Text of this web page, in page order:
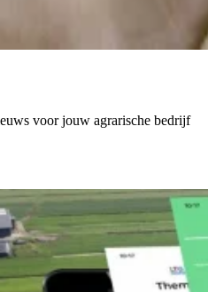
voor jouw agrarische bedrijf